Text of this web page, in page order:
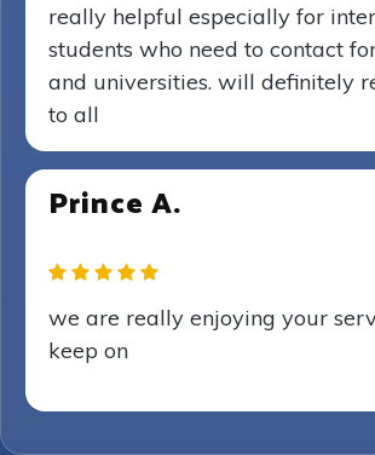
really helpful especially for
students who need to contact
and universities. will definitely
to all
Prince A.
we are really enjoying your
keep on